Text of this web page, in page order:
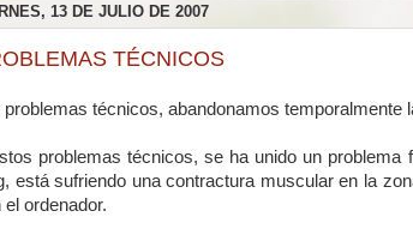
13 DE JULIO DE 2007
TÉCNICOS
problemas técnicos, abandonamos temporalmente
problemas técnicos, se ha unido un
está sufriendo una contractura muscular en la
el ordenador.